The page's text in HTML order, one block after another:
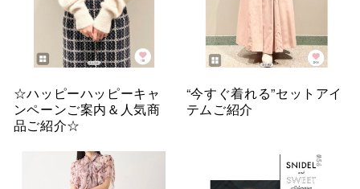
☆ハッピーハッピーキャ
ンペーンご案内＆人気商
品ご紹介☆
“今すぐ着れる”セットアイ
テムご紹介